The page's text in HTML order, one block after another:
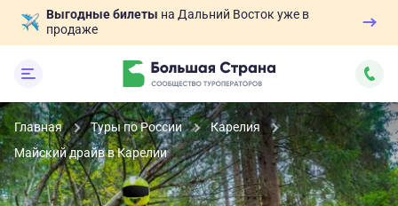
Выгодные билеты на Дальний Восток уже в
продаже
Главная Туры по России
Карелия
Майский драйв в Карелии